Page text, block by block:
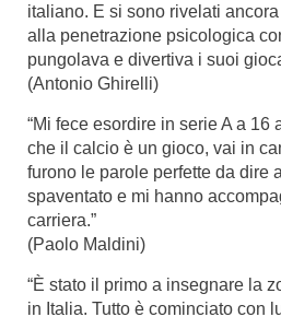
italiano. E si sono rivelati
alla penetrazione psicologica
pungolava e divertiva i suoi
(Antonio Ghirelli)
“Mi fece esordire in serie A a 16
che il calcio è un gioco, vai in
furono le parole perfette da dire
spaventato e mi hanno
carriera.”
(Paolo Maldini)
“È stato il primo a insegnare la
in Italia. Tutto è cominciato con